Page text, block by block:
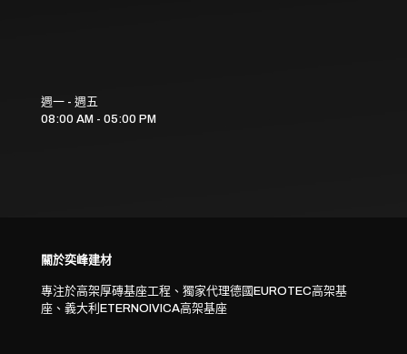
週一 - 週五
08:00 AM - 05:00 PM
關於奕峰建材
專注於高架厚磚基座工程、獨家代理德國EUROTEC高架基
座、義大利ETERNOIVICA高架基座